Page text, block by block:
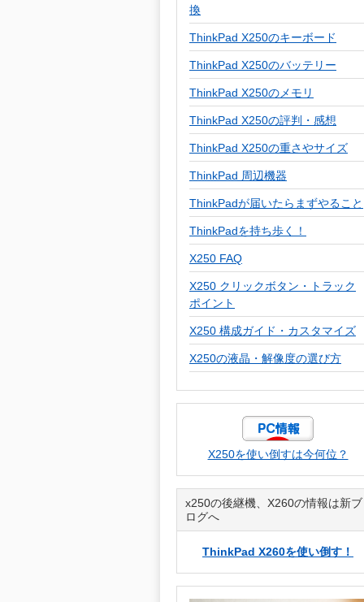
換
ThinkPad X250のキーボード
ThinkPad X250のバッテリー
ThinkPad X250のメモリ
ThinkPad X250の評判・感想
ThinkPad X250の重さやサイズ
ThinkPad 周辺機器
ThinkPadが届いたらまずやること
ThinkPadを持ち歩く！
X250 FAQ
X250 クリックボタン・トラック
ポイント
X250 構成ガイド・カスタマイズ
X250の液晶・解像度の選び方
X250を使い倒すは今何位？
x250の後継機、X260の情報は新ブ
ログへ
ThinkPad X260を使い倒す！